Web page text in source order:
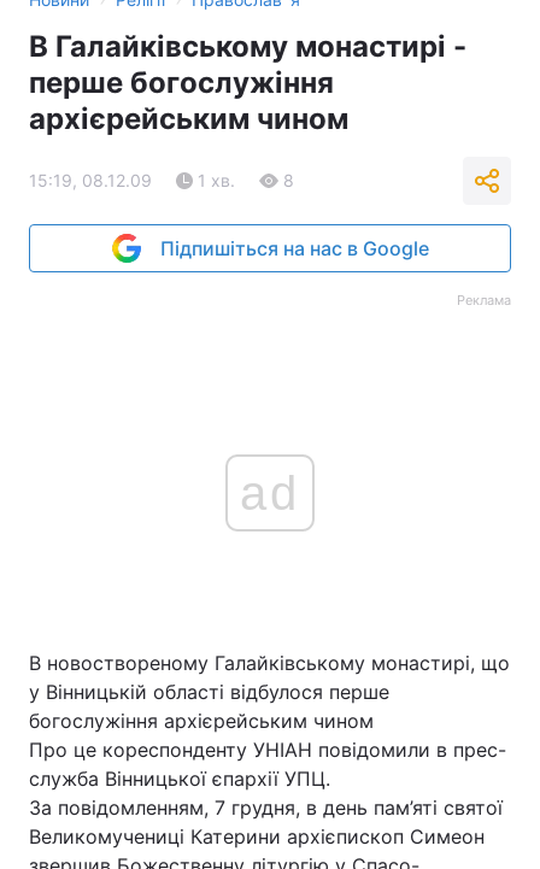
В Галайківському монастирі -
перше богослужіння
архієрейським чином
15:19, 08.12.09 1 хв. 8
Підпишіться на нас в Google
Реклама
ad
В новоствореному Галайківському монастирі, що
у Вінницькій області відбулося перше
богослужіння архієрейським чином
Про це кореспонденту УНІАН повідомили в прес-
служба Вінницької єпархії УПЦ.
За повідомленням, 7 грудня, в день пам’яті святої
Великомучениці Катерини архієпископ Симеон